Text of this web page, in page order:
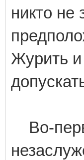
никто не
Журить и
Во-